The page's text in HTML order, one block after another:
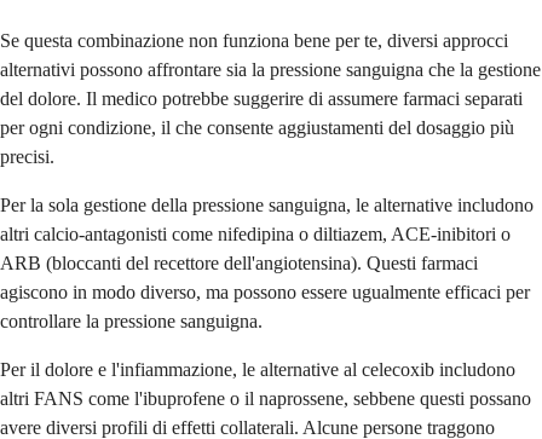
Se questa combinazione non funziona bene per te, diversi approcci
alternativi possono affrontare sia la pressione sanguigna che la gestione
del dolore. Il medico potrebbe suggerire di assumere farmaci separati
per ogni condizione, il che consente aggiustamenti del dosaggio più
precisi.
Per la sola gestione della pressione sanguigna, le alternative includono
altri calcio-antagonisti come nifedipina o diltiazem, ACE-inibitori o
ARB (bloccanti del recettore dell'angiotensina). Questi farmaci
agiscono in modo diverso, ma possono essere ugualmente efficaci per
controllare la pressione sanguigna.
Per il dolore e l'infiammazione, le alternative al celecoxib includono
altri FANS come l'ibuprofene o il naprossene, sebbene questi possano
avere diversi profili di effetti collaterali. Alcune persone traggono